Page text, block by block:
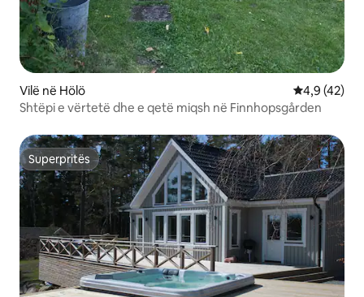
Vilë në Hölö Vlerësimi
4,9 (42)
Shtëpi e vërtetë dhe e qetë miqsh në Finnhopsgården
Superpritës
Superpritës